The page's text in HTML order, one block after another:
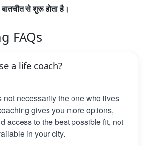
से शुरू होता है।
FAQs
a life coach?
not necessarily the one who lives
gives you more options,
access to the best possible fit, not
in your city.